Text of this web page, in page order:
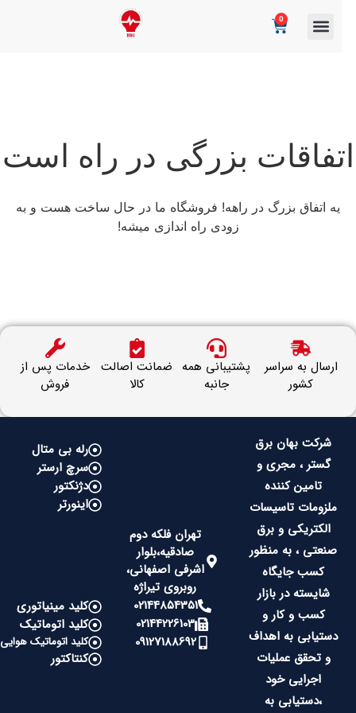
بزرگی در راه است
یه اتفاق بزرگ در راهه! فروشگاه ما در حال ساخت هست و به
زودی راه اندازی میشه!
ارسال به سراسر
کشور
پشتیبانی همه
جانبه
ضمانت اصالت
کالا
خدمات پس از
فروش
شرکت بهان برق
گستر ، مجری و
تامین کننده
ملزومات تاسیسات
الکتریکی و برق
صنعتی ، به منظور
کسب جایگاه
شایسته در بازار
کسب و کار و
دستیابی به اهداف
و تحقق عملیات
اجرایی خود
،دستیابی به
تهران فلکه دوم
صادقیه،بلوار
اشرفی اصفهانی،
روبروی تیراژه
02144854351
02144226103
09127188692
رله بی متال
سرچ ارستر
دژنکتور
اینورتر
کلید مینیاتوری
کلید اتوماتیک
کلید اتوماتیک هوایی
کنتاکتور